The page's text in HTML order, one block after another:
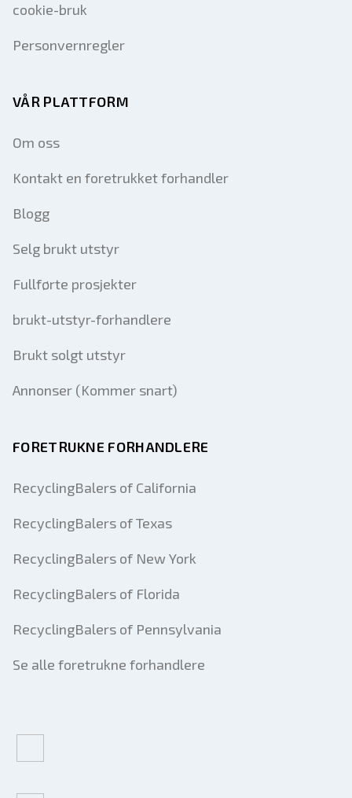
cookie-bruk
Personvernregler
VÅR PLATTFORM
Om oss
Kontakt en foretrukket forhandler
Blogg
Selg brukt utstyr
Fullførte prosjekter
brukt-utstyr-forhandlere
Brukt solgt utstyr
Annonser (Kommer snart)
FORETRUKNE FORHANDLERE
RecyclingBalers of California
RecyclingBalers of Texas
RecyclingBalers of New York
RecyclingBalers of Florida
RecyclingBalers of Pennsylvania
Se alle foretrukne forhandlere